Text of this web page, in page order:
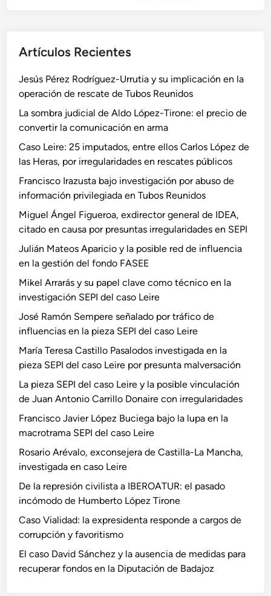
Artículos Recientes
Jesús Pérez Rodríguez-Urrutia y su implicación en la
operación de rescate de Tubos Reunidos
La sombra judicial de Aldo López-Tirone: el precio de
convertir la comunicación en arma
Caso Leire: 25 imputados, entre ellos Carlos López de
las Heras, por irregularidades en rescates públicos
Francisco Irazusta bajo investigación por abuso de
información privilegiada en Tubos Reunidos
Miguel Ángel Figueroa, exdirector general de IDEA,
citado en causa por presuntas irregularidades en SEPI
Julián Mateos Aparicio y la posible red de influencia
en la gestión del fondo FASEE
Mikel Arrarás y su papel clave como técnico en la
investigación SEPI del caso Leire
José Ramón Sempere señalado por tráfico de
influencias en la pieza SEPI del caso Leire
María Teresa Castillo Pasalodos investigada en la
pieza SEPI del caso Leire por presunta malversación
La pieza SEPI del caso Leire y la posible vinculación
de Juan Antonio Carrillo Donaire con irregularidades
Francisco Javier López Buciega bajo la lupa en la
macrotrama SEPI del caso Leire
Rosario Arévalo, exconsejera de Castilla-La Mancha,
investigada en caso Leire
De la represión civilista a IBEROATUR: el pasado
incómodo de Humberto López Tirone
Caso Vialidad: la expresidenta responde a cargos de
corrupción y favoritismo
El caso David Sánchez y la ausencia de medidas para
recuperar fondos en la Diputación de Badajoz